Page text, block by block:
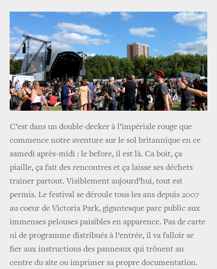
C’est dans un double-decker à l’impériale rouge que
commence notre aventure sur le sol britannique en ce
samedi après-midi : le before, il est là. Ca boit, ça
piaille, ça fait des rencontres et ça laisse ses déchets
trainer partout. Visiblement aujourd’hui, tout est
permis. Le festival se déroule tous les ans depuis 2007
au coeur de Victoria Park, gigantesque parc public aux
immenses pelouses paisibles en apparence. Pas de carte
ni de programme distribués à l’entrée, il va falloir se
fier aux instructions des panneaux qui trônent au
centre du site ou imprimer sa propre documentation.